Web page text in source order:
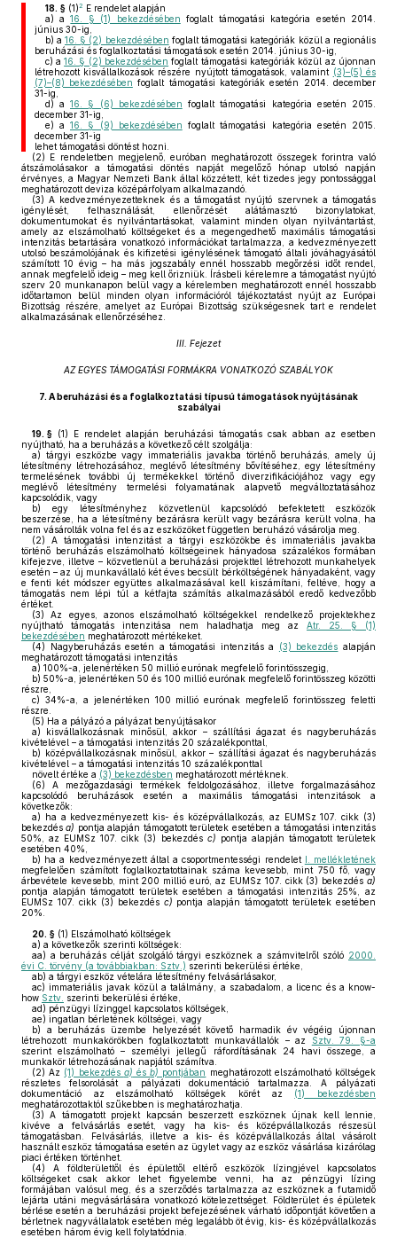
18. §(1)2 E rendelet alapján
a) a16. § (1) bekezdésében foglalt támogatási kategória esetén 2014.
június 30-ig,
b) a 16. § (2) bekezdésében foglalt támogatási kategóriák közül a regionális
beruházási és foglalkoztatási támogatások esetén 2014. június 30-ig,
c) a16. § (2) bekezdésében foglalt támogatási kategóriák közül az újonnan
létrehozott kisvállalkozások részére nyújtott támogatások, valamint (3)–(5) és
(7)–(8) bekezdésében foglalt támogatási kategóriák esetén 2014. december
31-ig,
d) a 16. § (6) bekezdésében foglalt támogatási kategória esetén 2015.
december 31-ig,
e) a 16. § (9) bekezdésében foglalt támogatási kategória esetén 2015.
december 31-ig
lehet támogatási döntést hozni.
(2) E rendeletben megjelenő, euróban meghatározott összegek forintra való
átszámolásakor a támogatási döntés napját megelőző hónap utolsó napján
érvényes, a Magyar Nemzeti Bank által közzétett, két tizedes jegy pontossággal
meghatározott deviza középárfolyam alkalmazandó.
(3) A kedvezményezetteknek és a támogatást nyújtó szervnek a támogatás
igénylését, felhasználását, ellenőrzését alátámasztó bizonylatokat,
dokumentumokat és nyilvántartásokat, valamint minden olyan nyilvántartást,
amely az elszámolható költségeket és a megengedhető maximális támogatási
intenzitás betartására vonatkozó információkat tartalmazza, a kedvezményezett
utolsó beszámolójának és kifizetési igénylésének támogató általi jóváhagyásától
számított 10 évig – ha más jogszabály ennél hosszabb megőrzési időt rendel,
annak megfelelő ideig – meg kell őrizniük. Írásbeli kérelemre a támogatást nyújtó
szerv 20 munkanapon belül vagy a kérelemben meghatározott ennél hosszabb
időtartamon belül minden olyan információról tájékoztatást nyújt az Európai
Bizottság részére, amelyet az Európai Bizottság szükségesnek tart e rendelet
alkalmazásának ellenőrzéséhez.
III. Fejezet
AZ EGYES TÁMOGATÁSI FORMÁKRA VONATKOZÓ SZABÁLYOK
7. A beruházási és a foglalkoztatási típusú támogatások nyújtásának
szabályai
19. § (1) E rendelet alapján beruházási támogatás csak abban az esetben
nyújtható, ha a beruházás a következő célt szolgálja:
a) tárgyi eszközbe vagy immateriális javakba történő beruházás, amely új
létesítmény létrehozásához, meglévő létesítmény bővítéséhez, egy létesítmény
termelésének további új termékekkel történő diverzifikációjához vagy egy
meglévő létesítmény termelési folyamatának alapvető megváltoztatásához
kapcsolódik, vagy
b) egy létesítményhez közvetlenül kapcsolódó befektetett eszközök
beszerzése, ha a létesítmény bezárásra került vagy bezárásra került volna, ha
nem vásárolták volna fel és az eszközöket független beruházó vásárolja meg.
(2) A támogatási intenzitást a tárgyi eszközökbe és immateriális javakba
történő beruházás elszámolható költségeinek hányadosa százalékos formában
kifejezve, illetve – közvetlenül a beruházási projekttel létrehozott munkahelyek
esetén – az új munkavállaló két éves becsült bérköltségének hányadaként, vagy
e fenti két módszer együttes alkalmazásával kell kiszámítani, feltéve, hogy a
támogatás nem lépi túl a kétfajta számítás alkalmazásából eredő kedvezőbb
értéket.
(3) Az egyes, azonos elszámolható költségekkel rendelkező projektekhez
nyújtható támogatás intenzitása nem haladhatja meg az Atr. 25. § (1)
bekezdésében meghatározott mértékeket.
(4) Nagyberuházás esetén a támogatási intenzitás a (3) bekezdés alapján
meghatározott támogatási intenzitás
a) 100%-a, jelenértéken 50 millió eurónak megfelelő forintösszegig,
b) 50%-a, jelenértéken 50 és 100 millió eurónak megfelelő forintösszeg közötti
részre,
c) 34%-a, a jelenértéken 100 millió eurónak megfelelő forintösszeg feletti
részre.
(5) Ha a pályázó a pályázat benyújtásakor
a) kisvállalkozásnak minősül, akkor – szállítási ágazat és nagyberuházás
kivételével – a támogatási intenzitás 20 százalékponttal,
b) középvállalkozásnak minősül, akkor – szállítási ágazat és nagyberuházás
kivételével – a támogatási intenzitás 10 százalékponttal
növelt értéke a (3) bekezdésben meghatározott mértéknek.
(6) A mezőgazdasági termékek feldolgozásához, illetve forgalmazásához
kapcsolódó beruházások esetén a maximális támogatási intenzitások a
következők:
a) ha a kedvezményezett kis- és középvállalkozás, az EUMSz 107. cikk (3)
bekezdésa) pontja alapján támogatott területek esetében a támogatási intenzitás
50%, az EUMSz 107. cikk (3) bekezdés c) pontja alapján támogatott területek
esetében 40%,
b) ha a kedvezményezett által a csoportmentességi rendelet I. mellékletének
megfelelően számított foglalkoztatottainak száma kevesebb, mint 750 fő, vagy
árbevétele kevesebb, mint 200 millió euró, az EUMSz 107. cikk (3) bekezdés a)
pontja alapján támogatott területek esetében a támogatási intenzitás 25%, az
EUMSz 107. cikk (3) bekezdés c) pontja alapján támogatott területek esetében
20%.
20. § (1) Elszámolható költségek
a) a következők szerinti költségek:
aa) a beruházás célját szolgáló tárgyi eszköznek a számvitelről szóló 2000.
évi C. törvény (a továbbiakban: Sztv.) szerinti bekerülési értéke,
ab) a tárgyi eszköz vételára létesítmény felvásárlásakor,
ac) immateriális javak közül a találmány, a szabadalom, a licenc és a know-
how Sztv. szerinti bekerülési értéke,
ad) pénzügyi lízinggel kapcsolatos költségek,
ae) ingatlan bérletének költségei, vagy
b) a beruházás üzembe helyezését követő harmadik év végéig újonnan
létrehozott munkakörökben foglalkoztatott munkavállalók – az
Sztv. 79. §-a
szerint elszámolható – személyi jellegű ráfordításának 24 havi összege, a
munkakör létrehozásának napjától számítva.
(2) Az (1) bekezdés a) ésb) pontjában meghatározott elszámolható költségek
részletes felsorolását a pályázati dokumentáció tartalmazza. A pályázati
dokumentáció az elszámolható költségek körét az (1) bekezdésben
meghatározottaktól szűkebben is meghatározhatja.
(3) A támogatott projekt kapcsán beszerzett eszköznek újnak kell lennie,
kivéve a felvásárlás esetét, vagy ha kis- és középvállalkozás részesül
támogatásban. Felvásárlás, illetve a kis- és középvállalkozás által vásárolt
használt eszköz támogatása esetén az ügylet vagy az eszköz vásárlása kizárólag
piaci értéken történhet.
(4) A földterülettől és épülettől eltérő eszközök lízingjével kapcsolatos
költségeket csak akkor lehet figyelembe venni, ha az pénzügyi lízing
formájában valósul meg, és a szerződés tartalmazza az eszköznek a futamidő
lejárta utáni megvásárlására vonatkozó kötelezettséget. Földterület és épületek
bérlése esetén a beruházási projekt befejezésének várható időpontját követően a
bérletnek nagyvállalatok esetében még legalább öt évig, kis- és középvállalkozás
esetében három évig kell folytatódnia.